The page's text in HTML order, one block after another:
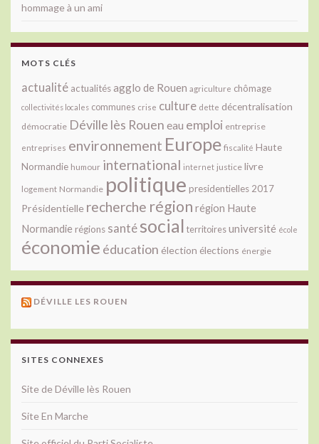
hommage à un ami
MOTS CLÉS
actualité actualitésagglo de Rouen agriculture chômage
collectivités locales communes crise culture dette décentralisation
démocratie Déville lès Rouen eau emploi entreprise
entreprises environnement Europe fiscalité Haute
Normandie humour international internet justice livre
logement Normandie politique presidentielles 2017
Présidentielle recherche région région Haute
Normandie régions santésocial territoiresuniversité école
économie éducation élection élections énergie
DÉVILLE LES ROUEN
SITES CONNEXES
Site de Déville lès Rouen
Site En Marche